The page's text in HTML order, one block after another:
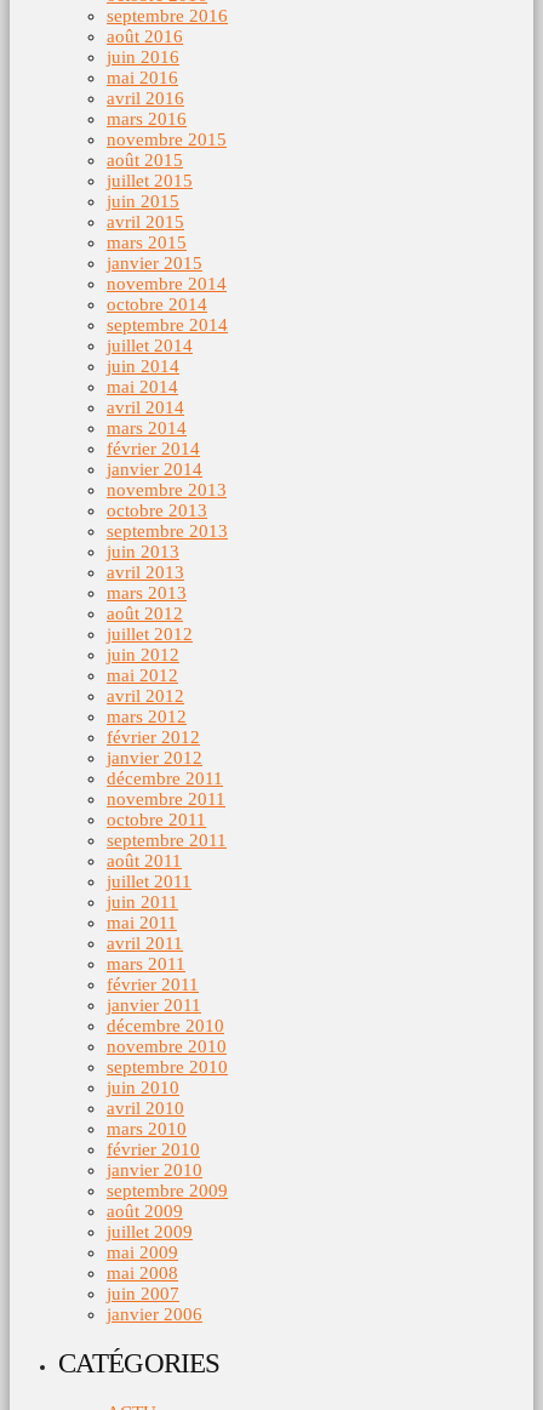
septembre 2016
août 2016
juin 2016
mai 2016
avril 2016
mars 2016
novembre 2015
août 2015
juillet 2015
juin 2015
avril 2015
mars 2015
janvier 2015
novembre 2014
octobre 2014
septembre 2014
juillet 2014
juin 2014
mai 2014
avril 2014
mars 2014
février 2014
janvier 2014
novembre 2013
octobre 2013
septembre 2013
juin 2013
avril 2013
mars 2013
août 2012
juillet 2012
juin 2012
mai 2012
avril 2012
mars 2012
février 2012
janvier 2012
décembre 2011
novembre 2011
octobre 2011
septembre 2011
août 2011
juillet 2011
juin 2011
mai 2011
avril 2011
mars 2011
février 2011
janvier 2011
décembre 2010
novembre 2010
septembre 2010
juin 2010
avril 2010
mars 2010
février 2010
janvier 2010
septembre 2009
août 2009
juillet 2009
mai 2009
mai 2008
juin 2007
janvier 2006
CATÉGORIES